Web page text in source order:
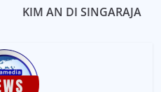
KIM AN DI SINGARAJA